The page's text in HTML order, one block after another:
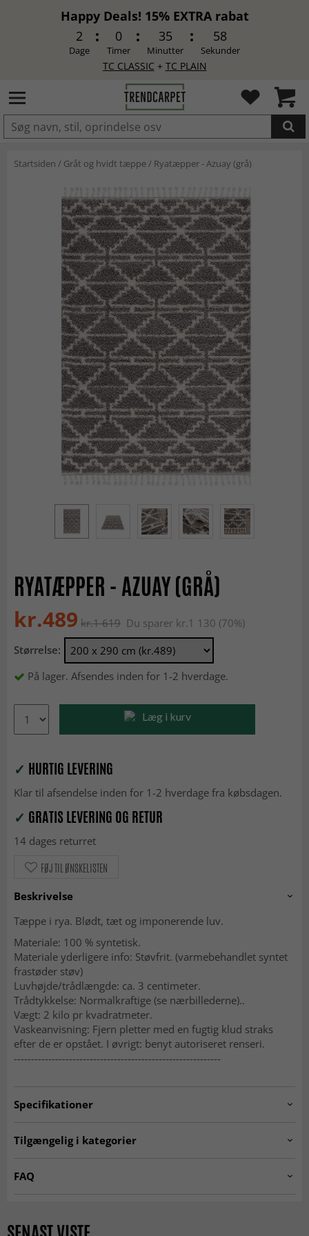
Happy Deals! 15% EXTRA rabat
2
Dage
0
Timer
35
Minutter
57
Sekunder
TC CLASSIC + TC PLAIN
LAGT I INDKØBSKURVEN.
Startsiden / Gråt og hvidt tæppe/ Ryatæpper - Azuay (grå)
RYATÆPPER - AZUAY (GRÅ)
kr.489 kr.1 619 Du sparer kr.1 130 (70%)
Størrelse:
På lager. Afsendes inden for 1-2 hverdage.
Læg i kurv
✓ HURTIG LEVERING
Klar til afsendelse inden for 1-2 hverdage fra købsdagen.
✓ GRATIS LEVERING OG RETUR
14 dages returret
FØJ TIL ØNSKELISTEN
Beskrivelse
Tæppe i rya. Blødt, tæt og imponerende luv.
Materiale: 100 % syntetisk.
Materiale yderligere info: Støvfrit. (varmebehandlet syntet
frastøder støv)
Luvhøjde/trådlængde: ca. 3 centimeter.
Trådtykkelse: Normalkraftige (se nærbillederne)..
Vægt: 2 kilo pr kvadratmeter.
Vaskeanvisning: Fjern pletter med en fugtig klud straks
efter de er opstået. I øvrigt: benyt autoriseret renseri.
------------------------------------------------------------
Specifikationer
Tilgængelig i kategorier
FAQ
en ekstra blød og hyggelig fornemmelse. Rya-tæpper er